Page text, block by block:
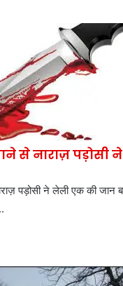
से नाराज़ पड़ोसी
पड़ोसी ने लेली एक की जान